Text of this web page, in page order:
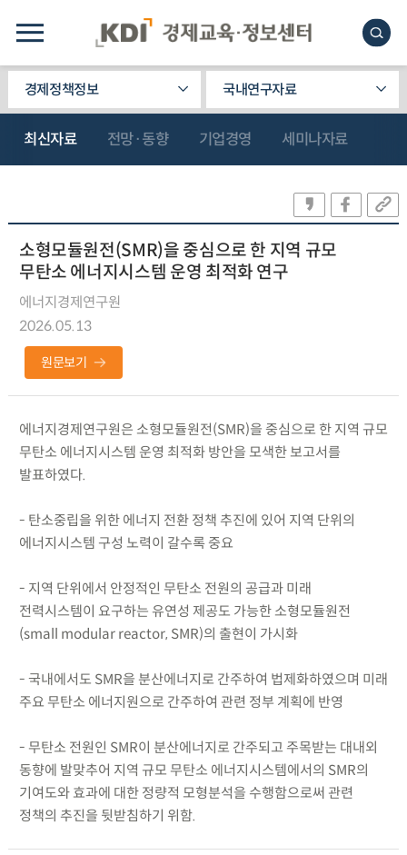
경제정책정보 국내연구자료
최신자료 전망·동향 기업경영 세미나자료
소형모듈원전(SMR)을 중심으로 한 지역 규모
무탄소 에너지시스템 운영 최적화 연구
에너지경제연구원
2026.05.13
원문보기
에너지경제연구원은 소형모듈원전(SMR)을 중심으로 한 지역 규모
무탄소 에너지시스템 운영 최적화 방안을 모색한 보고서를
발표하였다.
- 탄소중립을 위한 에너지 전환 정책 추진에 있어 지역 단위의
에너지시스템 구성 노력이 갈수록 중요
- 지역 단위에서 안정적인 무탄소 전원의 공급과 미래
전력시스템이 요구하는 유연성 제공도 가능한 소형모듈원전
(small modular reactor, SMR)의 출현이 가시화
- 국내에서도 SMR을 분산에너지로 간주하여 법제화하였으며 미래
주요 무탄소 에너지원으로 간주하여 관련 정부 계획에 반영
- 무탄소 전원인 SMR이 분산에너지로 간주되고 주목받는 대내외
동향에 발맞추어 지역 규모 무탄소 에너지시스템에서의 SMR의
기여도와 효과에 대한 정량적 모형분석을 수행함으로써 관련
정책의 추진을 뒷받침하기 위함.